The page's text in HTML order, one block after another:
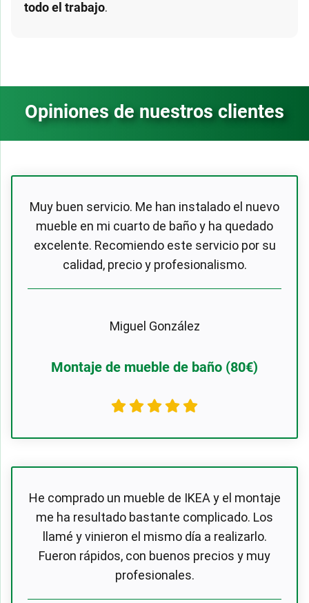
todo el trabajo.
Opiniones de nuestros clientes
Muy buen servicio. Me han instalado el nuevo
mueble en mi cuarto de baño y ha quedado
excelente. Recomiendo este servicio por su
calidad, precio y profesionalismo.
Miguel González
Montaje de mueble de baño (80€)
He comprado un mueble de IKEA y el montaje
me ha resultado bastante complicado. Los
llamé y vinieron el mismo día a realizarlo.
Fueron rápidos, con buenos precios y muy
profesionales.